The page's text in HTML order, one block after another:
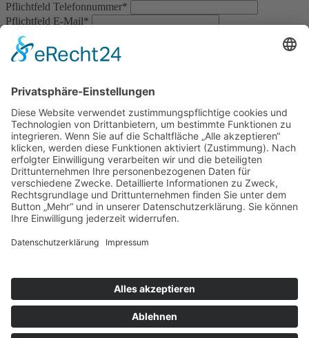
Pflichtfeld Telefonnummer*
Pflichtfeld E-Mail*
Pflichtfeld
Sicherheitsfrage
addieren Sie 9 und 7.
Für Kurzentschlossene
Ganz einfach sachsenweit eine Unterkunft finden: Über den Button
unten gelangen Sie direkt zum Buchungsportal der Tourismus
Marketing Gesellschaft Sachsen.
Optionen
»Neue Suche
»Merkliste anzeigen
Informationen
Impressum•Datenschutz